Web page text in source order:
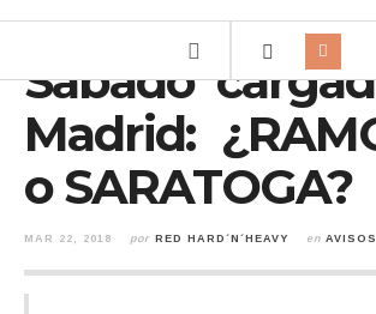
Sábado
Madrid:
o SARATOGA?
MAR 22, 2018 por RED HARD´N´HEAVY en AVISOS